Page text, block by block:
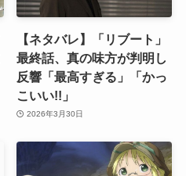
【ネタバレ】「リブート」
最終話、真の味方が判明し
反響「最高すぎる」「かっ
こいい!!」
2026年3月30日